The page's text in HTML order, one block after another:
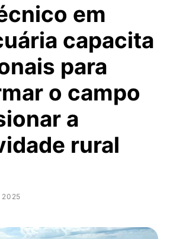
em
capacita
para
o campo
a
rural
2025